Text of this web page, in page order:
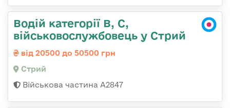
Водій категорії B, C,
військовослужбовець у Стрий
від 20500 до 50500 грн
Стрий
Військова частина А2847